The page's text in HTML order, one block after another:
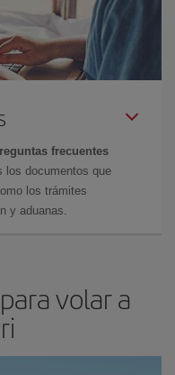
frecuentes
los documentos que
los trámites
y aduanas.
volar a